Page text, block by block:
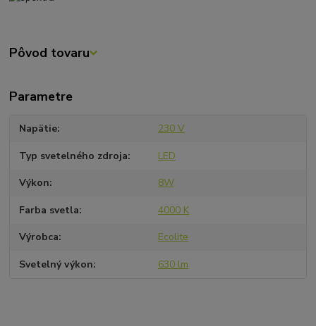
Pôvod tovaru
Parametre
Napätie 230 V
Typ svetelného zdroja LED
Výkon 8W
Farba svetla 4000 K
Výrobca Ecolite
Svetelný výkon 630 lm